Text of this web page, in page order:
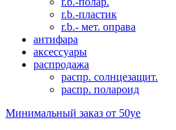
r.b.-пластик
r.b.- мет. оправа
антифара
аксессуары
распродажа
распр. солнцезащит.
распр. полароид
Минимальный заказ от 50уе